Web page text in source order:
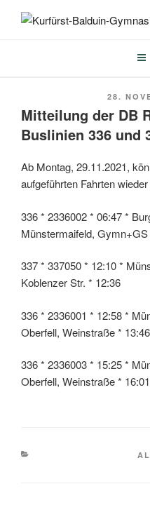
Inhalt
AM
28.
Mitteilung der DB
Buslinien 336 und
Ab Montag, 29.11.2021,
aufgeführten Fahrten
336 * 2336002 * 06:47 *
Münstermaifeld,
337 * 337050 * 12:10 *
Koblenzer Str. * 12:36
336 * 2336001 * 12:58 *
Oberfell, Weinstraße * 13:46
336 * 2336003 * 15:25 *
Oberfell, Weinstraße * 16:01